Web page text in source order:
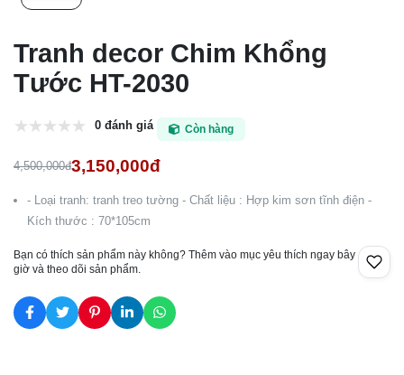
Tranh decor Chim Khổng
Tước HT-2030
0 đánh giá Còn hàng
4,500,000đ3,150,000đ
- Loại tranh: tranh treo tường - Chất liệu : Hợp kim sơn tĩnh điện -
Kích thước : 70*105cm
Bạn có thích sản phẩm này không? Thêm vào mục yêu thích ngay bây
giờ và theo dõi sản phẩm.